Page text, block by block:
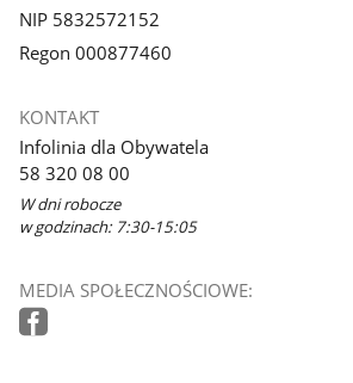
NIP 5832572152
Regon 000877460
KONTAKT
Infolinia dla Obywatela
58 320 08 00
W dni robocze
w godzinach: 7:30-15:05
MEDIA SPOŁECZNOŚCIOWE: